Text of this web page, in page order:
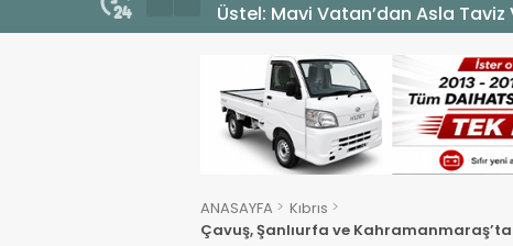
Cumhurbaşkanı Erhürman sergi
ANASAYFA
Kıbrıs
Çavuş, Şanlıurfa ve